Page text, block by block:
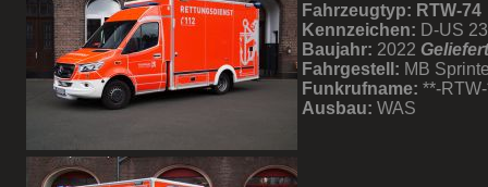
Fahrzeugtyp: RTW-74
Kennzeichen: D-US
Baujahr: 2022
Fahrgestell: MB
Funkrufname: **-
Ausbau: WAS